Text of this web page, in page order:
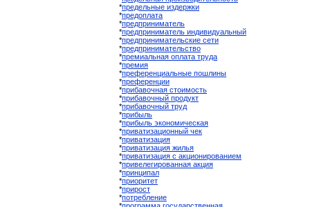
*предельные издержки
*предоплата
*предприниматель
*предприниматель индивидуальный
*предпринимательские сети
*предпринимательство
*премиальная оплата труда
*премия
*преференциальные пошлины
*преференции
*прибавочная стоимость
*прибавочный продукт
*прибавочный труд
*прибыль
*прибыль экономическая
*приватизационный чек
*приватизация
*приватизация жилья
*приватизация с акционированием
*привелегированная акция
*принципал
*приоритет
*прирост
*потребление